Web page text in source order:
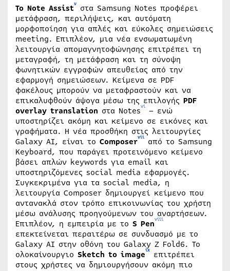
Το Note Assistv
στα Samsung Notes προφέρει
μετάφραση, περιλήψεις, και αυτόματη
μορφοποίηση για απλές και εύκολες σημειώσεις
meeting. Επιπλέον, μια νέα ενσωματωμένη
λειτουργία απομαγνητοφώνησης επιτρέπει τη
μεταγραφή, τη μετάφραση και τη σύνοψη
φωνητικών εγγραφών απευθείας από την
εφαρμογή σημειώσεων. Κείμενα σε PDF
φακέλους μπορούν να μεταφραστούν και να
επικαλυφθούν άψογα μέσω της επιλογής PDF
overlay translation στα Notesvi – ενώ
υποστηρίζει ακόμη και κείμενο σε εικόνες και
γραφήματα. Η νέα προσθήκη στις λειτουργίες
Galaxy AI, είναι το Composervii
από το Samsung
Keyboard, που παράγει προτεινόμενο κείμενο
βάσει απλών keywords για email και
υποστηριζόμενες social media εφαρμογές.
Συγκεκριμένα για τα social media, η
λειτουργία Composer δημιουργεί κείμενο που
αντανακλά στον τρόπο επικοινωνίας του χρήστη
μέσω ανάλυσης προηγούμενων του αναρτήσεων.
Επιπλέον, η εμπειρία με το S Penviii
επεκτείνεται περαιτέρω σε συνδυασμό με το
Galaxy AI στην οθόνη του Galaxy Z Fold6. Το
ολοκαίνουργιο Sketch to imageix
επιτρέπει
στους χρήστες να δημιουργήσουν ακόμη πιο